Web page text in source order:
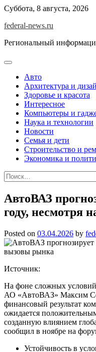
Skip
content
Суббота, 8 августа, 2026
federal-news.ru
Региональный
Авто
Архитектура и
Здоровье и красота
Интересное
Компьютеры и
Наука и технологии
Новости
Семья и дети
Строительство и
Экономика и
Найти:
АвтоВАЗ
году, несмотря
Posted on 03.04.2026 by
Источник:
На фоне сложных
АО «АвтоВАЗ» Максим
финансовый результат
ожидается
созданную влиянием
сообщил в ноябре на
Устойчивость в